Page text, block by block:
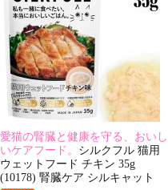
愛猫の腎臓と健康を守る、おいし
いケアフード。 シルクフル 猫用
ウェットフード チキン 35g
(10178) 腎臓ケア シルキャット